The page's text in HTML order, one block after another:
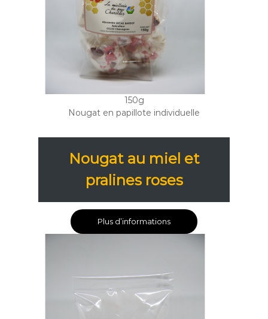
150g
Nougat en papillote individuelle
Nougat au miel et
pralines roses
Plus d’informations